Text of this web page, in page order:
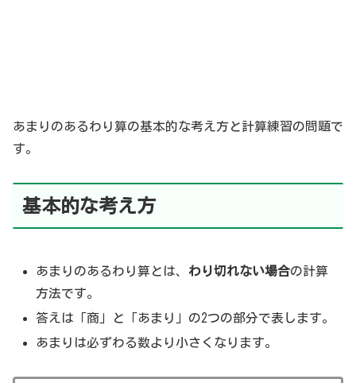
あまりのあるわり算の基本的な考え方と計算練習の問題で
す。
基本的な考え方
あまりのあるわり算とは、 わり切れない場合の計算
方法です。
答えは「商」と「あまり」の2つの部分で表します。
あまりは必ずわる数より小さくなります。